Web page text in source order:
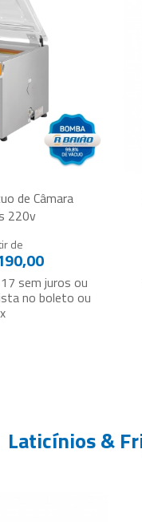
de Câmara
220v
de
sem juros ou
no boleto ou
Laticínios &